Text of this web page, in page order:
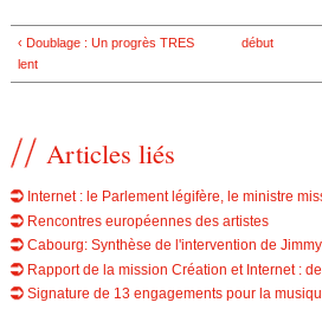
‹ Doublage : Un progrès TRES
lent
début
Articles liés
Internet : le Parlement légifère, le ministre
Rencontres européennes des artistes
Cabourg: Synthèse de l'intervention de
Rapport de la mission Création et Internet :
Signature de 13 engagements pour la